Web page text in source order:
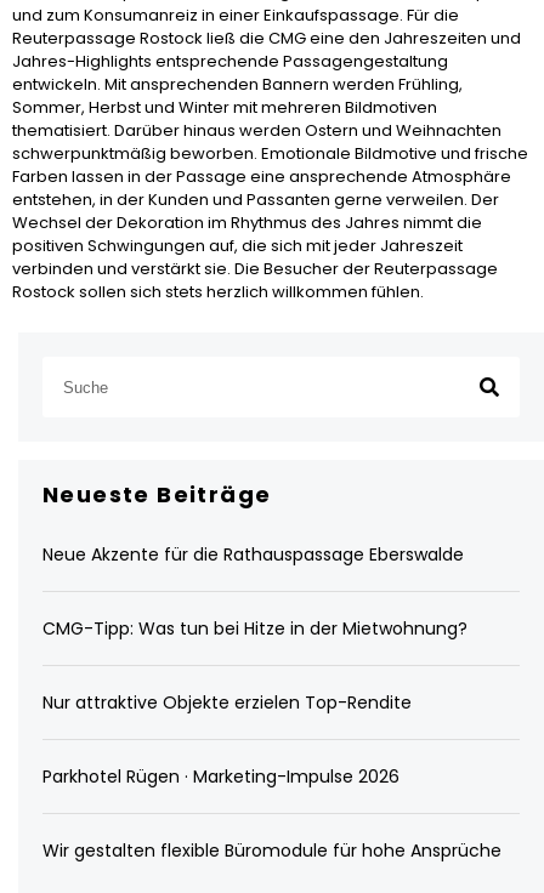
und zum Konsumanreiz in einer Einkaufspassage. Für die
Reuterpassage Rostock ließ die CMG eine den Jahreszeiten und
Jahres-Highlights entsprechende Passagengestaltung
entwickeln. Mit ansprechenden Bannern werden Frühling,
Sommer, Herbst und Winter mit mehreren Bildmotiven
thematisiert. Darüber hinaus werden Ostern und Weihnachten
schwerpunktmäßig beworben. Emotionale Bildmotive und frische
Farben lassen in der Passage eine ansprechende Atmosphäre
entstehen, in der Kunden und Passanten gerne verweilen. Der
Wechsel der Dekoration im Rhythmus des Jahres nimmt die
positiven Schwingungen auf, die sich mit jeder Jahreszeit
verbinden und verstärkt sie. Die Besucher der Reuterpassage
Rostock sollen sich stets herzlich willkommen fühlen.
Neueste Beiträge
Neue Akzente für die Rathauspassage Eberswalde
CMG-Tipp: Was tun bei Hitze in der Mietwohnung?
Nur attraktive Objekte erzielen Top-Rendite
Parkhotel Rügen · Marketing-Impulse 2026
Wir gestalten flexible Büromodule für hohe Ansprüche